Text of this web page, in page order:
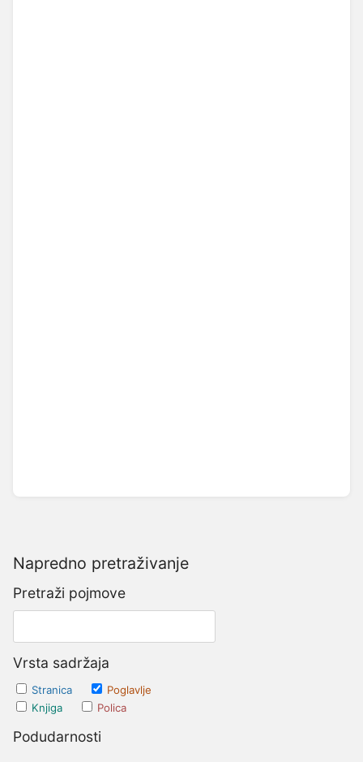
Napredno pretraživanje
Pretraži pojmove
Vrsta sadržaja
Stranica
Poglavlje
Knjiga
Polica
Podudarnosti